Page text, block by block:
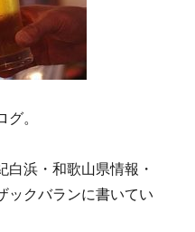
。
白浜・和歌山県情報・
ックバランに書いてい